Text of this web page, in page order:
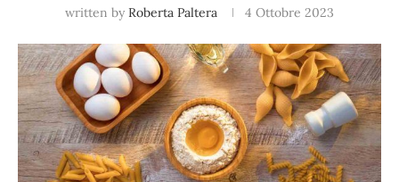
written by Roberta Paltera 4 Ottobre 2023